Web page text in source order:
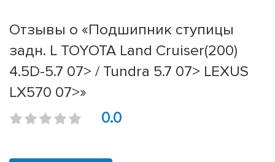
Отзывы о «Подшипник ступицы
задн. L TOYOTA Land Cruiser(200)
4.5D-5.7 07> / Tundra 5.7 07> LEXUS
LX570 07>»
0.0